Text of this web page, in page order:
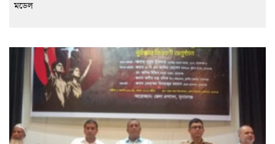
মডেল